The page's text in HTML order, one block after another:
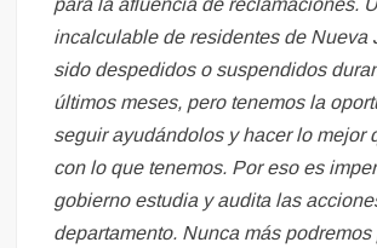
para la afluencia de reclamaciones.
incalculable de residentes de Nueva
sido despedidos o suspendidos
últimos meses, pero tenemos la
seguir ayudándolos y hacer lo mejor
con lo que tenemos. Por eso es
gobierno estudia y audita las
departamento. Nunca más podremos